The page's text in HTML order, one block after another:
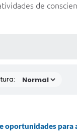
de
oportunidades para